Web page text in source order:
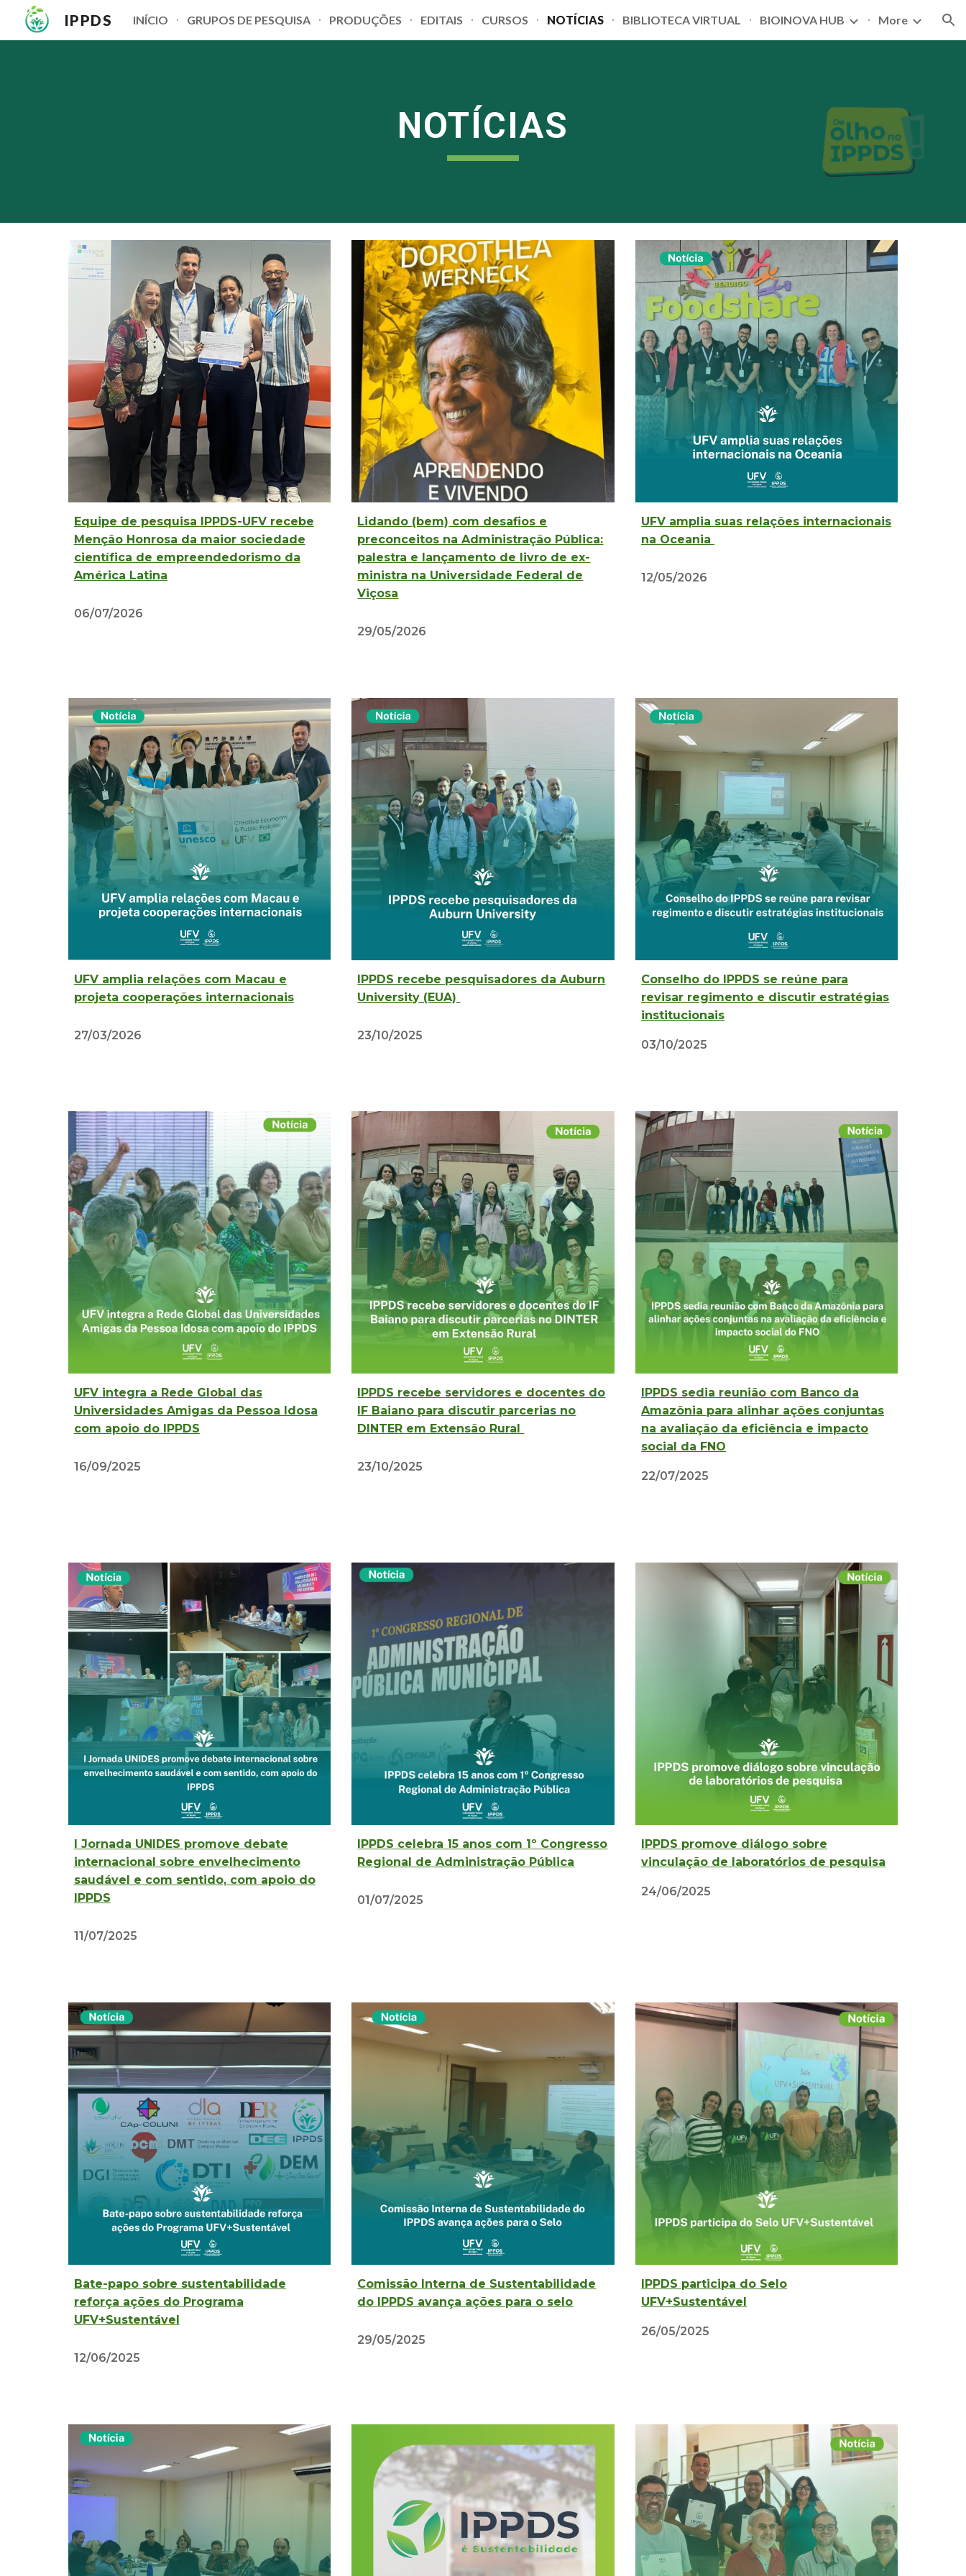
Skip to main content Skip to navigation
IPPDS INÍCIO GRUPOS DE PESQUISA PRODUÇÕES EDITAIS CURSOS NOTÍCIAS BIBLIOTECA VIRTUAL BIOINOVA HUB More
NOTÍCIAS
Equipe de pesquisa IPPDS-UFV recebe
Menção Honrosa da maior sociedade
científica de empreendedorismo da
América Latina
06/07/2026
Lidando (bem) com desafios e
preconceitos na Administração Pública:
palestra e lançamento de livro de ex-
ministra na Universidade Federal de
Viçosa
29/05/2026
UFV amplia suas relações internacionais
na Oceania
12/05/2026
UFV amplia relações com Macau e
projeta cooperações internacionais
27/03/2026
IPPDS recebe pesquisadores da Auburn
University (EUA)
23/10/2025
Conselho do IPPDS se reúne para
revisar regimento e discutir estratégias
institucionais
03/10/2025
UFV integra a Rede Global das
Universidades Amigas da Pessoa Idosa
com apoio do IPPDS
16/09/2025
IPPDS recebe servidores e docentes do
IF Baiano para discutir parcerias no
DINTER em Extensão Rural
23/10/2025
IPPDS sedia reunião com Banco da
Amazônia para alinhar ações conjuntas
na avaliação da eficiência e impacto
social da FNO
22/07/2025
I Jornada UNIDES promove debate
internacional sobre envelhecimento
saudável e com sentido, com apoio do
IPPDS
11/07/2025
IPPDS celebra 15 anos com 1º Congresso
Regional de Administração Pública
01/07/2025
IPPDS promove diálogo sobre
vinculação de laboratórios de pesquisa
24/06/2025
Bate-papo sobre sustentabilidade
reforça ações do Programa
UFV+Sustentável
12/06/2025
Comissão Interna de Sustentabilidade
do IPPDS avança ações para o selo
29/05/2025
IPPDS participa do Selo
UFV+Sustentável
26/05/2025